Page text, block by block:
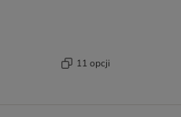
11 opcji